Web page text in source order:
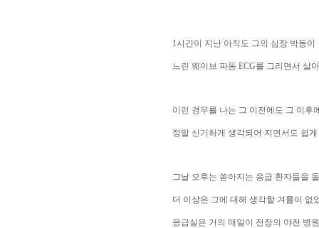
1시간이 지난 아직도 그의 심장 박동이
느린 웨이브 파동 ECG를 그리면서 살
이런 경우를 나는 그 이전에도 그 이후
정말 신기하게 생각되어 지면서도 쉽
그날 오후는 쏟아지는 응급 환자들을
더 이상은 그에 대해 생각할 겨를이 없
응급실은 거의 매일이 전장의 야전 병